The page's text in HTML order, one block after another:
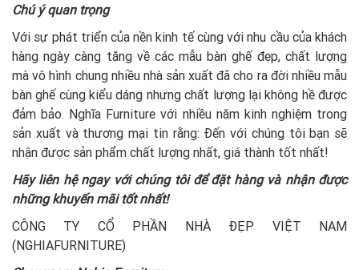
Chú ý quan trọng
Với sự phát triển của nền kinh tế cùng với nhu cầu của khách
hàng ngày càng tăng về các mẫu bàn ghế đẹp, chất lượng
mà vô hình chung nhiều nhà sản xuất đã cho ra đời nhiều mẫu
bàn ghế cùng kiểu dáng nhưng chất lượng lại không hề được
đảm bảo. Nghĩa Furniture với nhiều năm kinh nghiệm trong
sản xuất và thương mại tin rằng: Đến với chúng tôi bạn sẽ
nhận được sản phẩm chất lượng nhất, giá thành tốt nhất!
Hãy liên hệ ngay với chúng tôi để đặt hàng và nhận được
những khuyến mãi tốt nhất!
CÔNG TY CỔ PHẦN NHÀ ĐẸP VIỆT NAM
(NGHIAFURNITURE)